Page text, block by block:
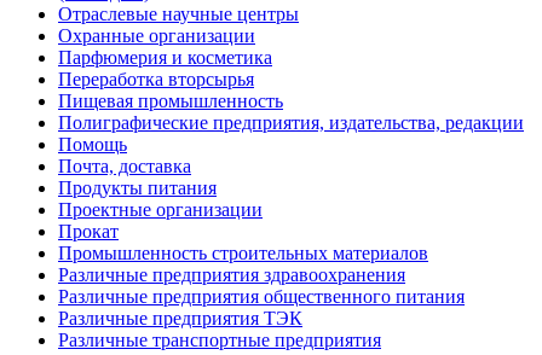
Отраслевые научные центры
Охранные организации
Парфюмерия и косметика
Переработка вторсырья
Пищевая промышленность
Полиграфические предприятия, издательства, редакции
Помощь
Почта, доставка
Продукты питания
Проектные организации
Прокат
Промышленность строительных материалов
Различные предприятия здравоохранения
Различные предприятия общественного питания
Различные предприятия ТЭК
Различные транспортные предприятия